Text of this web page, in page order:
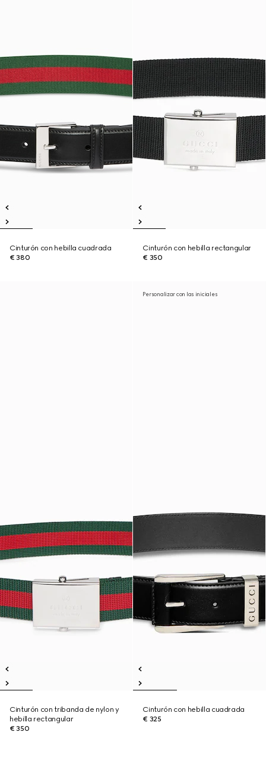
Cinturón con hebilla cuadrada
€ 380
Cinturón con hebilla rectangular
€ 350
Cinturón con tribanda de nylon y
hebilla rectangular
€ 350
Personalizar con las iniciales
Cinturón con hebilla cuadrada
€ 325